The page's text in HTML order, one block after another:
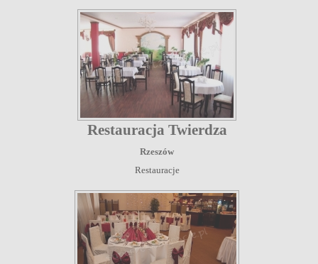
Restauracja Twierdza
Rzeszów
Restauracje